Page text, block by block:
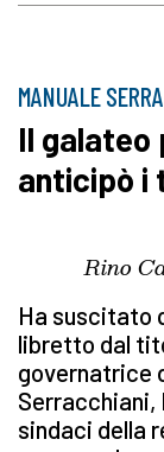
MANUALE
Il galateo
anticipò i
Rino
Ha suscitato
libretto dal
governatrice
Serracchiani,
sindaci della